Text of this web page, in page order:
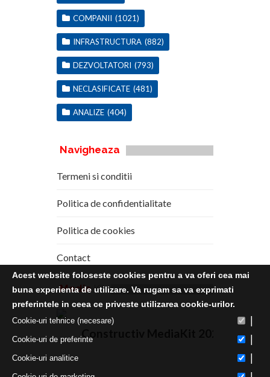
COMPANII (1021)
INFRASTRUCTURA (882)
DEZVOLTATORI (793)
NECLASIFICATE (481)
ANALIZE (404)
Navigheaza
Termeni si conditii
Politica de confidentialitate
Politica de cookies
Contact
Media Kit
Constructiv MediaKit 2020
Acest website foloseste cookies pentru a va oferi cea mai
buna experienta de utilizare. Va rugam sa va exprimati
preferintele in ceea ce priveste utilizarea cookie-urilor.
Cookie-uri tehnice (necesare)
Cookie-uri de preferinte
Cookie-uri analitice